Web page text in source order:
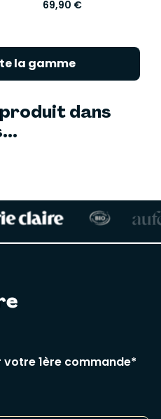
69,90 €
la gamme
dans
votre 1ère commande*